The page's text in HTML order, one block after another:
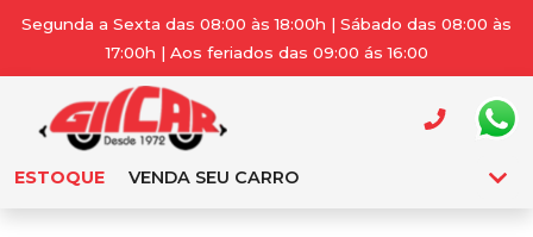
Segunda a Sexta das 08:00 às 18:00h | Sábado das 08:00 às
17:00h | Aos feriados das 09:00 ás 16:00
ESTOQUE VENDA SEU CARRO